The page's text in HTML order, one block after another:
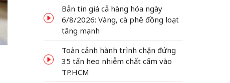
dầu thế giới bật tăng
Bản tin giá cả hàng hóa ngày
6/8/2026: Vàng, cà phê đồng loạt
tăng mạnh
Toàn cảnh hành trình chặn đứng
35 tấn heo nhiễm chất cấm vào
TP.HCM